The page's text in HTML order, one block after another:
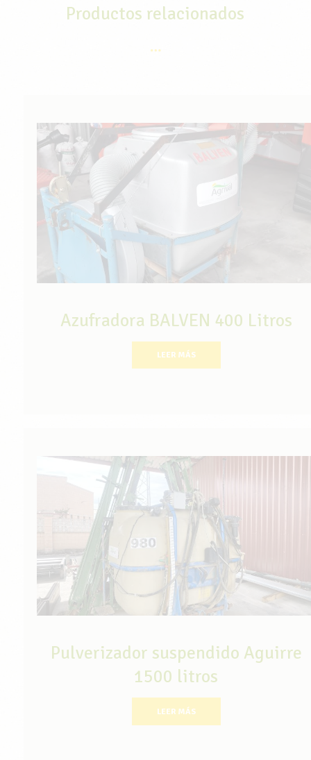
Productos relacionados
Azufradora BALVEN 400 Litros
LEER MÁS
Pulverizador suspendido Aguirre
1500 litros
LEER MÁS